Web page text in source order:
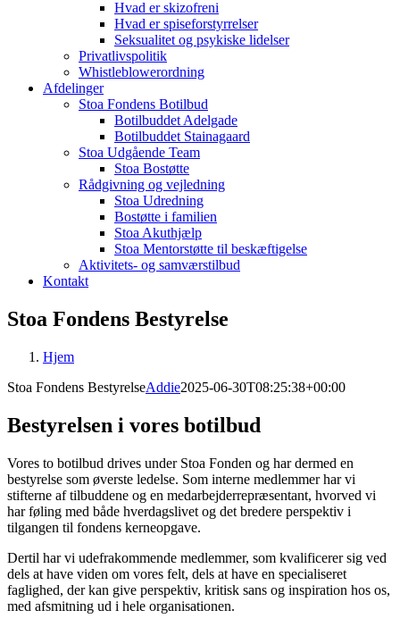
Hvad er skizofreni
Hvad er spiseforstyrrelser
Seksualitet og psykiske lidelser
Privatlivspolitik
Whistleblowerordning
Afdelinger
Stoa Fondens Botilbud
Botilbuddet Adelgade
Botilbuddet Stainagaard
Stoa Udgående Team
Stoa Bostøtte
Rådgivning og vejledning
Stoa Udredning
Bostøtte i familien
Stoa Akuthjælp
Stoa Mentorstøtte til beskæftigelse
Aktivitets- og samværstilbud
Kontakt
Stoa Fondens Bestyrelse
Hjem
Stoa Fondens BestyrelseAddie2025-06-30T08:25:38+00:00
Bestyrelsen i vores botilbud
Vores to botilbud drives under Stoa Fonden og har dermed en
bestyrelse som øverste ledelse. Som interne medlemmer har vi
stifterne af tilbuddene og en medarbejderrepræsentant, hvorved vi
har føling med både hverdagslivet og det bredere perspektiv i
tilgangen til fondens kerneopgave.
Dertil har vi udefrakommende medlemmer, som kvalificerer sig ved
dels at have viden om vores felt, dels at have en specialiseret
faglighed, der kan give perspektiv, kritisk sans og inspiration hos os,
med afsmitning ud i hele organisationen.